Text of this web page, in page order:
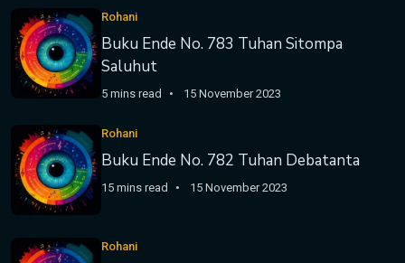
Rohani
Buku Ende No. 783 Tuhan Sitompa
Saluhut
5 mins read 15 November 2023
Rohani
Buku Ende No. 782 Tuhan Debatanta
15 mins read 15 November 2023
Rohani